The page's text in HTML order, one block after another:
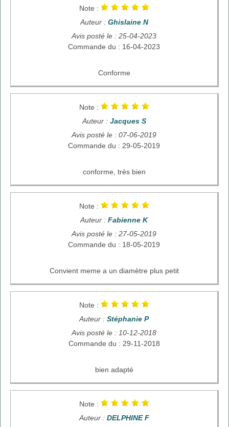
Note :
Auteur : Ghislaine N
Avis posté le : 25-04-2023
Commande du : 16-04-2023
Conforme
Note :
Auteur : Jacques S
Avis posté le : 07-06-2019
Commande du : 29-05-2019
conforme, très bien
Note :
Auteur : Fabienne K
Avis posté le : 27-05-2019
Commande du : 18-05-2019
Convient meme a un diamètre plus petit
Note :
Auteur : Stéphanie P
Avis posté le : 10-12-2018
Commande du : 29-11-2018
bien adapté
Note :
Auteur : DELPHINE F